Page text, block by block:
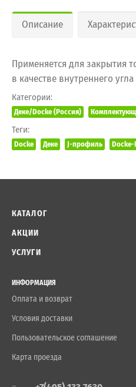
Описание
Применяется для закрытия
в качестве внутреннего угла
Категории:
Деке/Docke (Россия)
Теги:
Docke Деке J-профиль Docke-
КАТАЛОГ
АКЦИИ
УСЛУГИ
ИНФОРМАЦИЯ
Оплата и возврат
Условия доставки
Пользовательское соглашение
Карта проезда